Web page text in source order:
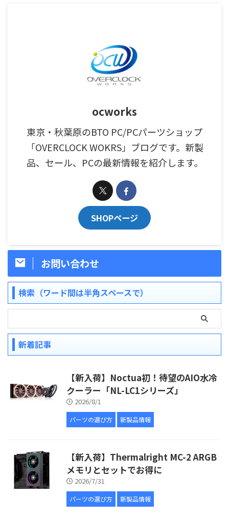
ocworks
東京・秋葉原のBTO PC/PCパーツショップ
「OVERCLOCK WOKRS」ブログです。新製
品、セール、PCの最新情報を紹介します。
SHOPページ
お問い合わせ
検索（ワード間は半角スペースで）
新着記事
【新入荷】Noctua初！待望のAIO水冷
クーラー「NL-LC1シリーズ」
2026/8/1
パーツの選び方 新製品情報
【新入荷】Thermalright MC-2 ARGB
メモリとセットでお得に
2026/7/31
パーツの選び方 新製品情報